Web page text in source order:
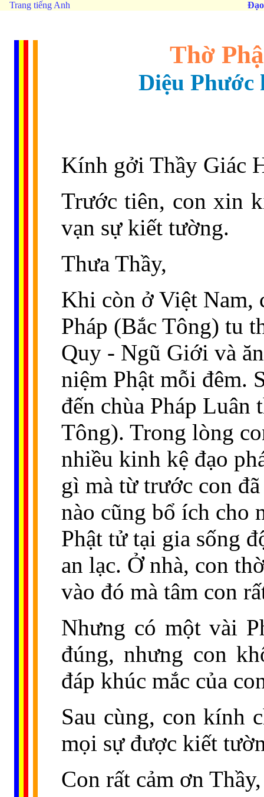
Trang tiếng Anh
Thờ
Diệu Phước
Kính gởi Thầy Giác
Trước tiên, con xin
vạn sự kiết tường.
Thưa Thầy,
Khi còn ở Việt Nam,
Pháp (Bắc Tông) tu
Quy - Ngũ Giới và
niệm Phật mỗi đêm.
đến chùa Pháp
Tông). Trong lòng
nhiều kinh kệ đạo
gì mà từ trước con
nào cũng bổ ích cho
Phật tử tại gia sống
an lạc. Ở nhà, con
vào đó mà tâm con
Nhưng có một vài
đúng, nhưng con
đáp khúc mắc của
Sau cùng, con kính
mọi sự được kiết
Con rất cảm ơn Thầy,